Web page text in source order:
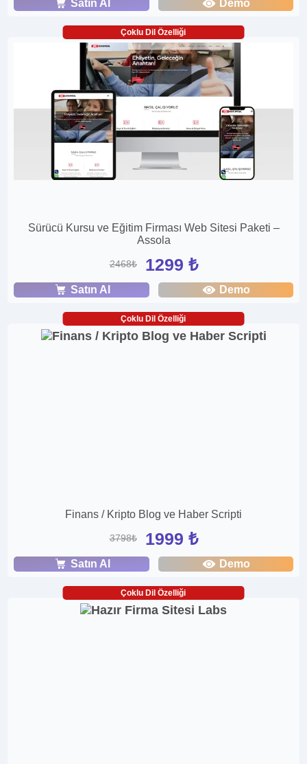
Satın Al Demo
Çoklu Dil Özelliği
Sürücü Kursu ve Eğitim Firması Web Sitesi Paketi –
Assola
2468₺ 1299 ₺
Satın Al Demo
Çoklu Dil Özelliği
Finans / Kripto Blog ve Haber Scripti
3798₺ 1999 ₺
Satın Al Demo
Çoklu Dil Özelliği